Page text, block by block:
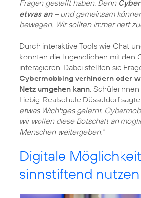
Fragen gestellt haben. Denn
etwas an– und gemeinsam
bewegen. Wir sollten immer nett
Durch interaktive Tools wie Chat
konnten die Jugendlichen mit den
interagieren. Dabei stellten sie
Cybermobbing verhindern oder
Netz umgehen kann .
Liebig-Realschule Düsseldorf
etwas Wichtiges gelernt.
wir wollen diese Botschaft an
Menschen weitergeben.“
Digitale
sinnstiftend nutzen